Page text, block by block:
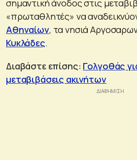
σημαντική άνοδος στις
«πρωταθλητές» να
Αθηναίων, τα νησιά
Κυκλάδες.
Διαβάστε επίσης: Γολγοθάς
μεταβιβάσεις ακινήτων